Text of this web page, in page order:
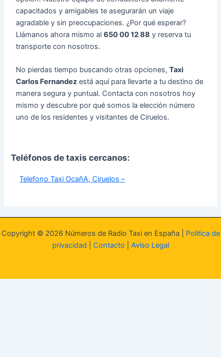
capacitados y amigables te asegurarán un viaje
agradable y sin preocupaciones. ¿Por qué esperar?
Llámanos ahora mismo al650 00 12 88 y reserva tu
transporte con nosotros.
No pierdas tiempo buscando otras opciones,Taxi
Carlos Fernandez está aquí para llevarte a tu destino de
manera segura y puntual. Contacta con nosotros hoy
mismo y descubre por qué somos la elección número
uno de los residentes y visitantes de Ciruelos.
Teléfonos de taxis cercanos:
Telefono Taxi OcañA, Ciruelos –
Copyright © 2026 Números de Radio Taxi en España | Politica de
privacidad
Contacto Aviso Legal